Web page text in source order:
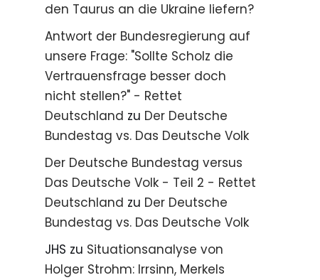
den Taurus an die Ukraine liefern?
Antwort der Bundesregierung auf
unsere Frage: "Sollte Scholz die
Vertrauensfrage besser doch
nicht stellen?" - Rettet
Deutschland zu Der Deutsche
Bundestag vs. Das Deutsche Volk
Der Deutsche Bundestag versus
Das Deutsche Volk - Teil 2 - Rettet
Deutschland zu Der Deutsche
Bundestag vs. Das Deutsche Volk
JHS zu Situationsanalyse von
Holger Strohm: Irrsinn, Merkels